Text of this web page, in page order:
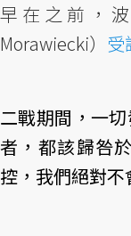
早在之前，
Morawiecki） 受
二戰期間，一
者，都該歸咎
控，我們絕對不